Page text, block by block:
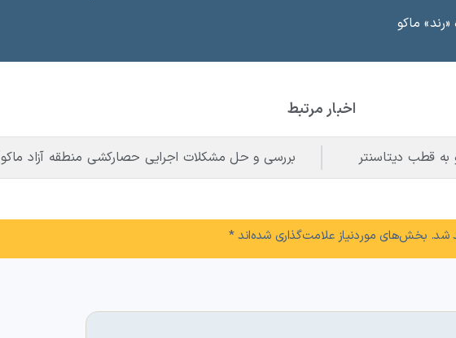
ماکو
اخبار مرتبط
به قطب دیتاسنتر بررسی و حل مشکلات اجرایی حصارکشی منطقه آزاد ماکو
شد. بخش‌های موردنیاز علامت‌گذاری شده‌اند*